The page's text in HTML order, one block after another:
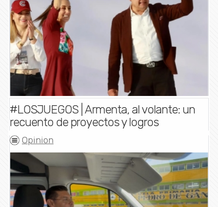
#LOSJUEGOS | Armenta, al volante: un
recuento de proyectos y logros
Opinion